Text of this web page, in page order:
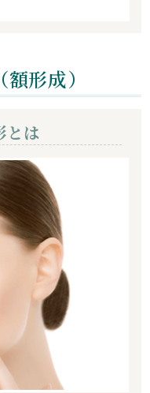
形成）
とは